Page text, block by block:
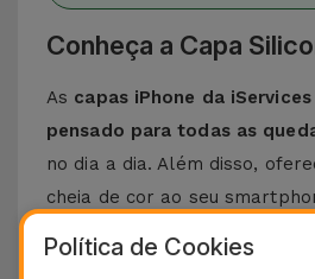
Conheça a Capa
As capas iPhone da
pensado para todas as
no dia a dia. Além disso,
cheia de cor ao seu
Política de Cookies